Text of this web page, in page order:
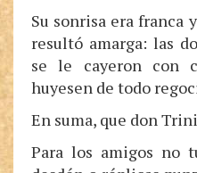
Su sonrisa era franca
resultó amarga: las
se le cayeron con
huyesen de todo
En suma, que don
Para los amigos no